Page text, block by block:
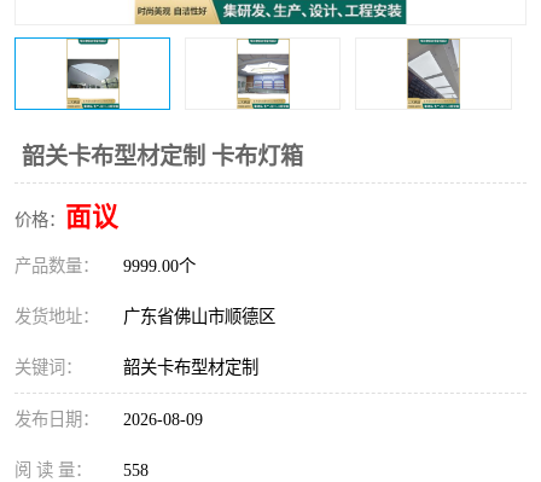
韶关卡布型材定制 卡布灯箱
价格： 面议
产品数量： 9999.00个
发货地址： 广东省佛山市顺德区
关键词： 韶关卡布型材定制
发布日期： 2026-08-09
阅 读 量： 558